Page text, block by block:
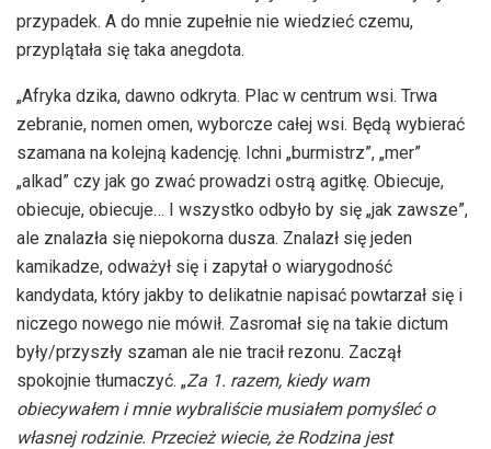
przypadek. A do mnie zupełnie nie wiedzieć czemu,
przyplątała się taka anegdota.
„Afryka dzika, dawno odkryta. Plac w centrum wsi. Trwa
zebranie, nomen omen, wyborcze całej wsi. Będą wybierać
szamana na kolejną kadencję. Ichni „burmistrz”, „mer”
„alkad” czy jak go zwać prowadzi ostrą agitkę. Obiecuje,
obiecuje, obiecuje… I wszystko odbyło by się „jak zawsze”,
ale znalazła się niepokorna dusza. Znalazł się jeden
kamikadze, odważył się i zapytał o wiarygodność
kandydata, który jakby to delikatnie napisać powtarzał się i
niczego nowego nie mówił. Zasromał się na takie dictum
były/przyszły szaman ale nie tracił rezonu. Zaczął
spokojnie tłumaczyć. „Za 1. razem, kiedy wam
obiecywałem i mnie wybraliście musiałem pomyśleć o
własnej rodzinie. Przecież wiecie, że Rodzina jest